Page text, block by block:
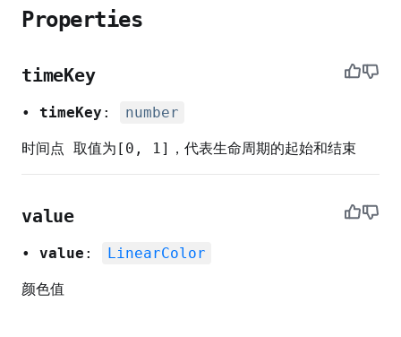
Properties
timeKey
• timeKey : number
时间点 取值为[0, 1]，代表生命周期的起始和结束
value
• value : LinearColor
颜色值